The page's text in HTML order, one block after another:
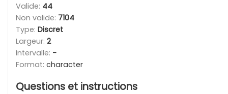
Valide: 44
Non valide: 7104
Type: Discret
Largeur: 2
Intervalle: -
Format: character
Questions et instructions